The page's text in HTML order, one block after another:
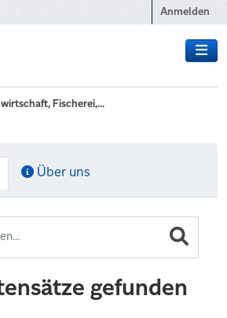
Anmelden
Fischerei,...
Über uns
gefunden